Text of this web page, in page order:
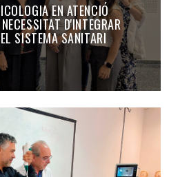
EN ATENCIÓ
D'INTEGRAR
SISTEMA SANITARI